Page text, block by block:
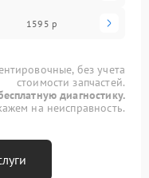
1595 р
без учета
стоимости запчастей.
диагностику.
на неисправность.